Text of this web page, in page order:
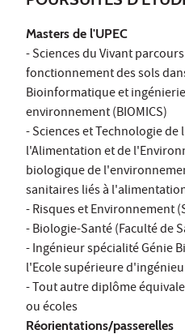
Masters de l'UPEC
- Sciences du Vivant
fonctionnement des sols
Bioinformatique et
environnement (BIOMICS)
- Sciences et Technologie
l'Alimentation et de
biologique de
sanitaires liés à
- Risques et Environnement
- Biologie-Santé (Faculté de
- Ingénieur spécialité Génie
l'Ecole supérieure
- Tout autre diplôme
ou écoles
Réorientations/passerelles